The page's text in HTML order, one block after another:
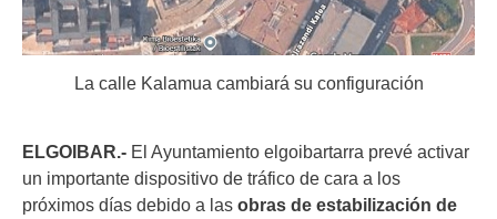
La calle Kalamua cambiará su configuración
ELGOIBAR.- El Ayuntamiento elgoibartarra prevé activar
un importante dispositivo de tráfico de cara a los
próximos días debido a las obras de estabilización de